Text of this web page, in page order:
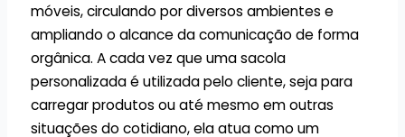
móveis, circulando por diversos ambientes e
ampliando o alcance da comunicação de forma
orgânica. A cada vez que uma sacola
personalizada é utilizada pelo cliente, seja para
carregar produtos ou até mesmo em outras
situações do cotidiano, ela atua como um